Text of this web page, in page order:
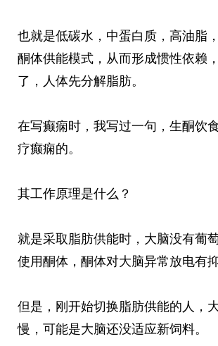
也就是低碳水，中蛋白质，高油脂
酮体供能模式，从而形成惯性依赖
了，人体先分解脂肪。
在写癫痫时，我写过一句，生酮饮
疗癫痫的。
其工作原理是什么？
就是采取脂肪供能时，大脑没有葡
使用酮体，酮体对大脑异常放电有抑
但是，刚开始切换脂肪供能的人，
慢，可能是大脑还没适应新饲料。